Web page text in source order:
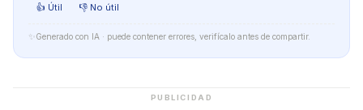
👍 Útil
👎 No útil
✨ Generado con IA · puede contener errores, verifícalo antes de compartir.
PUBLICIDAD